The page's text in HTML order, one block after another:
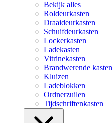
Bekijk alles
Roldeurkasten
Draaideurkasten
Schuifdeurkasten
Lockerkasten
Ladekasten
Vitrinekasten
Brandwerende kasten
Kluizen
Ladeblokken
Ordnerzuilen
Tijdschriftenkasten